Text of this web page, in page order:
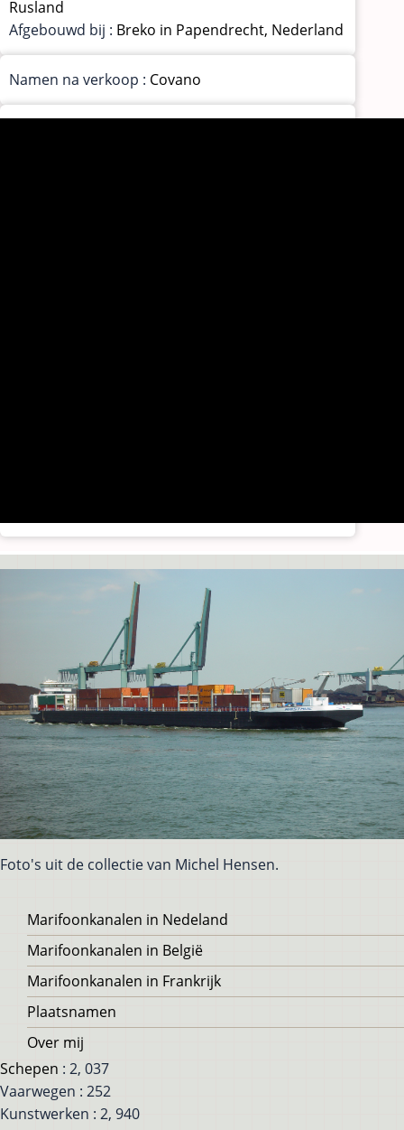
Rusland
Afgebouwd bij : Breko in Papendrecht, Nederland
Namen na verkoop : Covano
Foto's uit de collectie van Michel Hensen.
Voet
Marifoonkanalen in Nedeland
Marifoonkanalen in België
Marifoonkanalen in Frankrijk
Plaatsnamen
Over mij
Schepen : 2, 037
Vaarwegen : 252
Kunstwerken : 2, 940